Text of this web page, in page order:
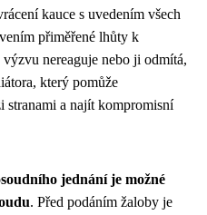
kauce s uvedením všech
přiměřené lhůty k
nereaguje nebo ji odmítá,
který pomůže
stranami a najít kompromisní
jednání je možné
. Před podáním žaloby je